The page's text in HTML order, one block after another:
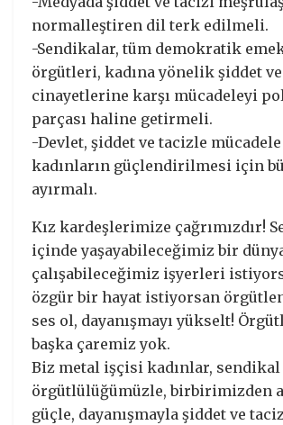
normalleştiren dil terk edilmeli.
-Sendikalar, tüm demokratik
örgütleri, kadına yönelik şiddet
cinayetlerine karşı mücadeleyi
parçası haline getirmeli.
-Devlet, şiddet ve tacizle
kadınların güçlendirilmesi için
ayırmalı.
Kız kardeşlerimize çağrımızdır!
içinde yaşayabileceğimiz bir
çalışabileceğimiz işyerleri
özgür bir hayat istiyorsan
ses ol, dayanışmayı yükselt!
başka çaremiz yok.
Biz metal işçisi kadınlar, sendikal
örgütlülüğümüzle, birbirimizden
güçle, dayanışmayla şiddet ve